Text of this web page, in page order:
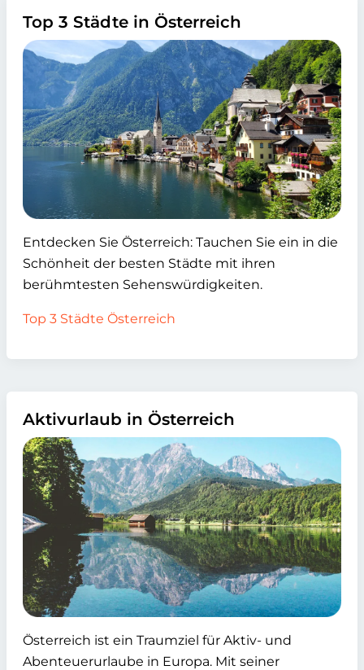
Top 3 Städte in Österreich
Entdecken Sie Österreich: Tauchen Sie ein in die
Schönheit der besten Städte mit ihren
berühmtesten Sehenswürdigkeiten.
Top 3 Städte Österreich
Aktivurlaub in Österreich
Österreich ist ein Traumziel für Aktiv- und
Abenteuerurlaube in Europa. Mit seiner